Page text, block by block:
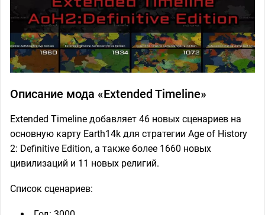
Описание мода «Extended Timeline»
Extended Timeline добавляет 46 новых сценариев на
основную карту Earth14k для стратегии Age of History
2: Definitive Edition, а также более 1660 новых
цивилизаций и 11 новых религий.
Список сценариев: